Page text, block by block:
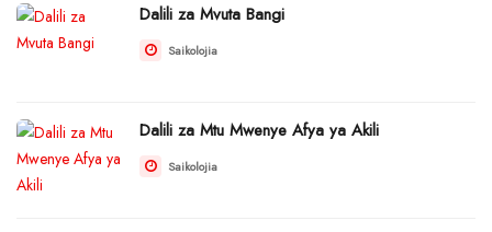
Dalili za Mvuta Bangi
Saikolojia
Dalili za Mtu Mwenye Afya ya Akili
Saikolojia